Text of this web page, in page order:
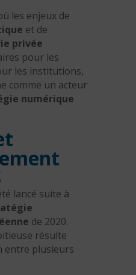
les enjeux de
et de
privée
pour les
les institutions,
comme un acteur
numérique
lancé suite à
de 2020.
résulte
entre plusieurs